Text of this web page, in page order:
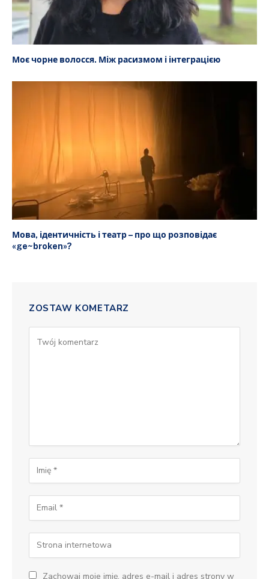
Моє чорне волосся. Між расизмом і інтеграцією
Мова, ідентичність і театр – про що розповідає
«ge~broken»?
ZOSTAW KOMETARZ
Zachowaj moje imię, adres e-mail i adres strony w